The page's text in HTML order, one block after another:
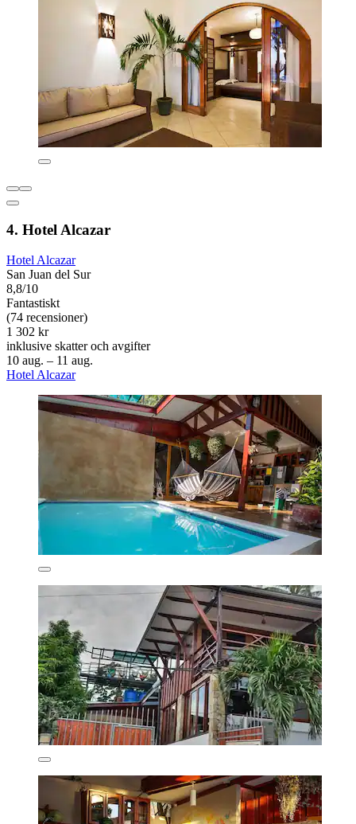
4. Hotel Alcazar
Hotel Alcazar
San Juan del Sur
8,8/10
Fantastiskt
(74 recensioner)
1 302 kr
inklusive skatter och avgifter
10 aug. – 11 aug.
Hotel Alcazar